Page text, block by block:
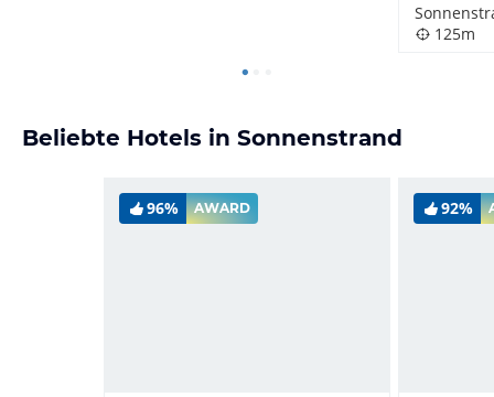
125m
Beliebte Hotels in Sonnenstrand
96% AWARD 92%